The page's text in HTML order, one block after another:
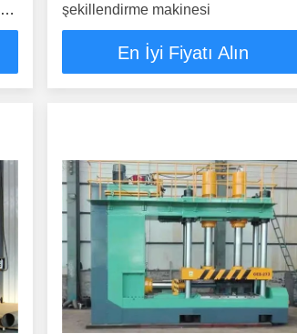
şekillendirme makinesi
En İyi Fiyatı Alın